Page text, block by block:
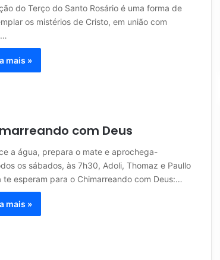
do Terço do Santo Rosário é uma forma de
os mistérios de Cristo, em união com
mais »
com Deus
a água, prepara o mate e aprochega-
os sábados, às 7h30, Adoli, Thomaz e Paullo
te esperam para o Chimarreando com Deus:…
mais »